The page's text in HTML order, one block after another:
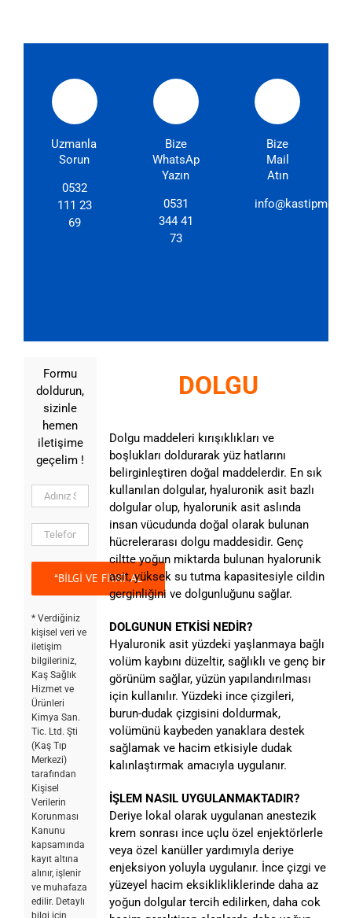
Uzmanlarımıza
Sorun
0532
111 23
69
Bize
WhatsApp'dan
Yazın
0531
344 41
73
Bize
Mail
Atın
Formu
doldurun,
sizinle
hemen
iletişime
geçelim !
* Verdiğiniz
kişisel veri ve
iletişim
bilgileriniz,
Kaş Sağlık
Hizmet ve
Ürünleri
Kimya San.
Tic. Ltd. Şti
(Kaş Tıp
Merkezi)
tarafından
Kişisel
Verilerin
Korunması
Kanunu
kapsamında
kayıt altına
alınır, işlenir
ve muhafaza
edilir. Detaylı
DOLGU
Dolgu maddeleri kırışıklıkları ve
boşlukları doldurarak yüz hatlarını
belirginleştiren doğal maddelerdir. En sık
kullanılan dolgular, hyaluronik asit bazlı
dolgular olup, hyalorunik asit aslında
insan vücudunda doğal olarak bulunan
hücrelerarası dolgu maddesidir. Genç
ciltte yoğun miktarda bulunan hyalorunik
asit, yüksek su tutma kapasitesiyle cildin
gerginliğini ve dolgunluğunu sağlar.
DOLGUNUN ETKİSİ NEDİR?
Hyaluronik asit yüzdeki yaşlanmaya bağlı
volüm kaybını düzeltir, sağlıklı ve genç bir
görünüm sağlar, yüzün yapılandırılması
için kullanılır. Yüzdeki ince çizgileri,
burun-dudak çizgisini doldurmak,
volümünü kaybeden yanaklara destek
sağlamak ve hacim etkisiyle dudak
kalınlaştırmak amacıyla uygulanır.
İŞLEM NASIL UYGULANMAKTADIR?
Deriye lokal olarak uygulanan anestezik
krem sonrası ince uçlu özel enjektörlerle
veya özel kanüller yardımıyla deriye
enjeksiyon yoluyla uygulanır. İnce çizgi ve
yüzeyel hacim eksiklikliklerinde daha az
yoğun dolgular tercih edilirken, daha cok